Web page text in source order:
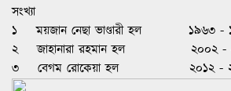
সংখ্যা
১ ময়জান নেছা ভাণ্ডারী হল
২ জাহানারা রহমান হল
৩ বেগম রোকেয়া হল